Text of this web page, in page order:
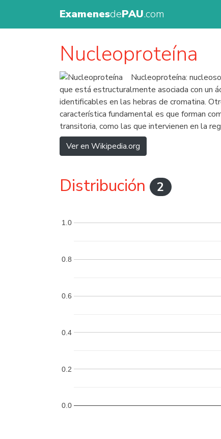
ExamenesdePAU.com
Nucleoproteína
Nucleoproteína:
que está estructuralmente asociada con un
identificables en las hebras de cromatina.
característica fundamental es que forman
transitoria, como las que intervienen en la
Ver en Wikipedia.org
Distribución 2
0.0
0.2
0.4
0.6
0.8
1.0